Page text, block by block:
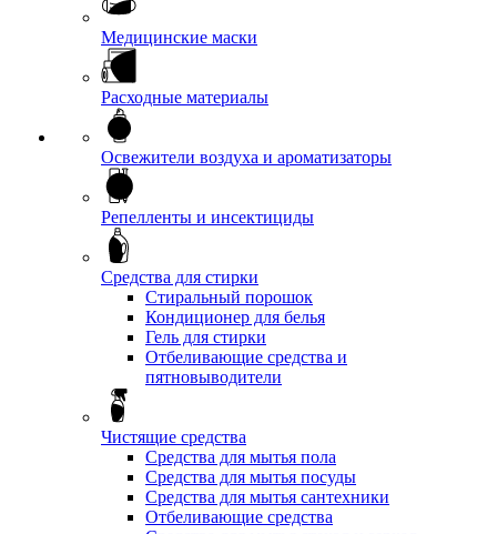
Медицинские маски
Расходные материалы
Освежители воздуха и ароматизаторы
Репелленты и инсектициды
Средства для стирки
Стиральный порошок
Кондиционер для белья
Гель для стирки
Отбеливающие средства и
пятновыводители
Чистящие средства
Средства для мытья пола
Средства для мытья посуды
Средства для мытья сантехники
Отбеливающие средства